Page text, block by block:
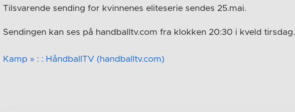
Tilsvarende sending for kvinnenes eliteserie sendes 25.mai.
Sendingen kan ses på handballtv.com fra klokken 20:30 i kveld tirsdag.
Kamp » : : HåndballTV (handballtv.com)